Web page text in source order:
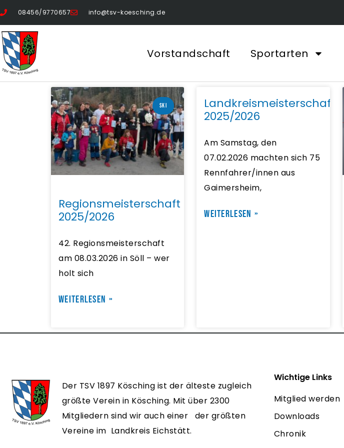
08456/9770657 info@tsv-koesching.de
Vorstandschaft Sportarten
SKI
Regionsmeisterschaft
2025/2026
42. Regionsmeisterschaft
am 08.03.2026 in Söll – wer
holt sich
WEITERLESEN »
Landkreismeisterschaft
2025/2026
Am Samstag, den
07.02.2026 machten sich 75
Rennfahrer/innen aus
Gaimersheim,
WEITERLESEN »
Der TSV 1897 Kösching ist der älteste zugleich
größte Verein in Kösching. Mit über 2300
Mitgliedern sind wir auch einer der größten
Vereine im Landkreis Eichstätt.
Wichtige Links
Mitglied werden
Downloads
Chronik